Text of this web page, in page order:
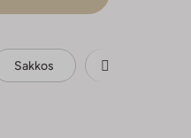
Sakkos Schals